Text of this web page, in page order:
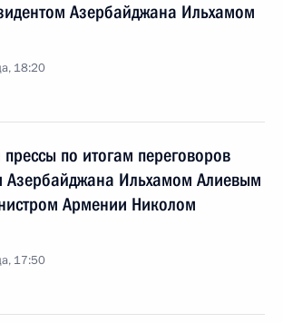
Азербайджана Ильхамом
18:20
по итогам переговоров
Азербайджана Ильхамом Алиевым
Армении Николом
17:50